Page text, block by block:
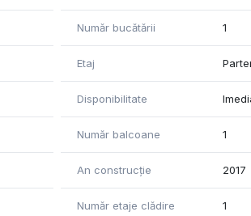
Număr bucătării 1
Etaj
Disponibilitate
Număr balcoane 1
An construcție 2017
Număr etaje clădire 1